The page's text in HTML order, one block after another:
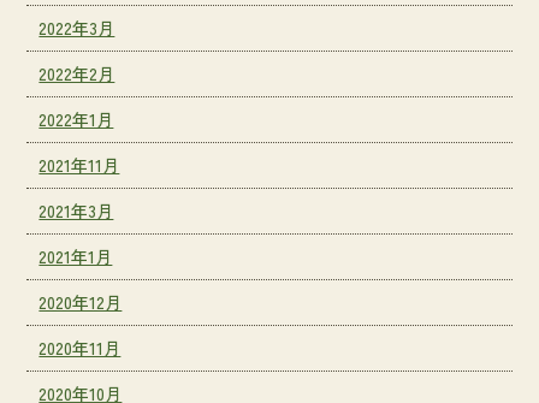
2022年3月
2022年2月
2022年1月
2021年11月
2021年3月
2021年1月
2020年12月
2020年11月
2020年10月